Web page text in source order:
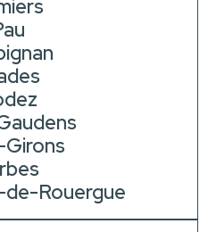
Rouergue